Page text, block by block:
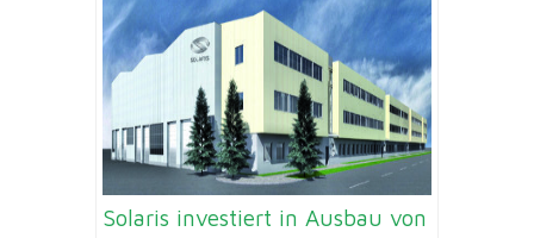
Solaris investiert in Ausbau von